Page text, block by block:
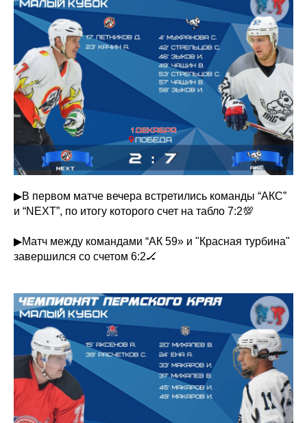
▶В первом матче вечера встретились команды “АКС”
и “NEXT”, по итогу которого счет на табло 7:2💯
▶Матч между командами “АК 59» и "Красная турбина"
завершился со счетом 6:2🏒